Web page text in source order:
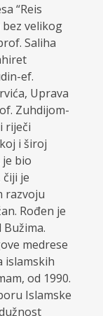
“Reis
bez velikog
Saliha
ef.
Uprava
Zuhdijom-
riječi
i široj
bio
je
razvoju
Rođen je
Bužima.
medrese
islamskih
od 1990.
Islamske